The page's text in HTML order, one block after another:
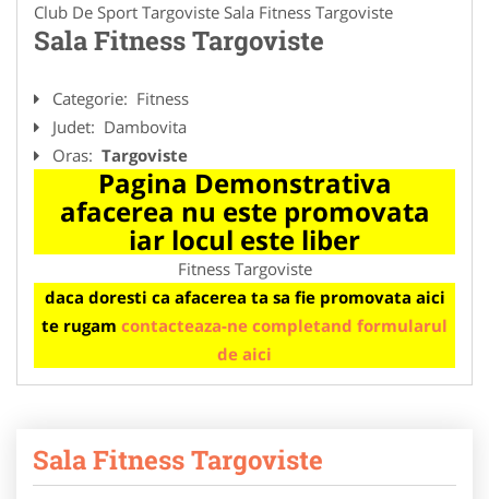
Club De Sport Targoviste Sala Fitness Targoviste
Sala Fitness Targoviste
Categorie: Fitness
Judet: Dambovita
Oras: Targoviste
Pagina Demonstrativa
afacerea nu este promovata
iar locul este liber
Fitness Targoviste
daca doresti ca afacerea ta sa fie promovata aici
te rugam contacteaza-ne completand formularul
de aici
Sala Fitness Targoviste